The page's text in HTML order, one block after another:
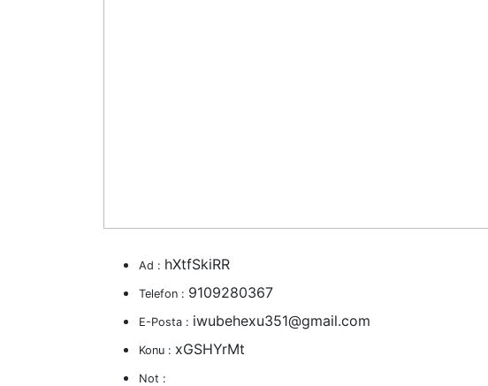
Ad : hXtfSkiRR
Telefon : 9109280367
E-Posta : iwubehexu351@gmail.com
Konu : xGSHYrMt
Not :